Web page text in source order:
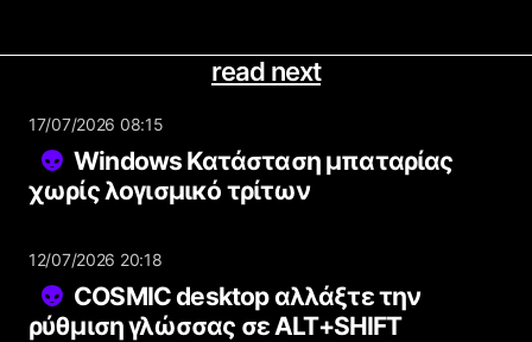
read next
17/07/2026 08:15
Windows Κατάσταση μπαταρίας
χωρίς λογισμικό τρίτων
12/07/2026 20:18
COSMIC desktop αλλάξτε την
ρύθμιση γλώσσας σε ALT+SHIFT